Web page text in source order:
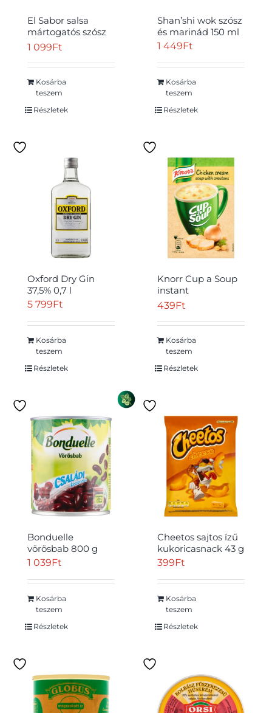
El Sabor salsa
mártogatós szósz
315 g
1 099Ft
Kosárba
teszem
Részletek
Shan’shi wok szósz
és marinád 150 ml
1 449Ft
Kosárba
teszem
Részletek
Oxford Dry Gin
37,5% 0,7 l
5 799Ft
Kosárba
teszem
Részletek
Knorr Cup a Soup
instant
csirkekrémleves
g
439Ft
Kosárba
teszem
Részletek
Bonduelle
vörösbab 800 g
1 039Ft
Kosárba
teszem
Részletek
Cheetos sajtos ízű
kukoricasnack 43 g
399Ft
Kosárba
teszem
Részletek